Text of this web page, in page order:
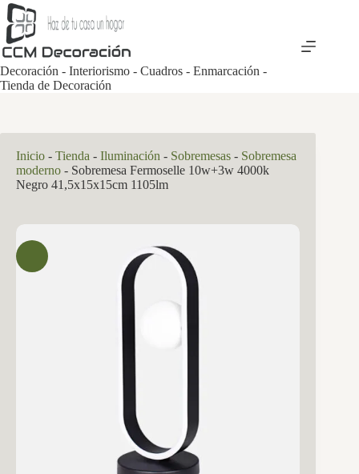
Saltar
al
contenido
Decoración - Interiorismo - Cuadros - Enmarcación -
Tienda de Decoración
Inicio - Tienda - Iluminación - Sobremesas - Sobremesa
moderno - Sobremesa Fermoselle 10w+3w 4000k
Negro 41,5x15x15cm 1105lm